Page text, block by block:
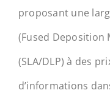
proposant une
(Fused Deposition
(SLA/DLP) à des
d’informations